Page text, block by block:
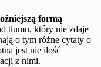
formą
tłumu, który nie zdaje
o tym różne cytaty o
jest nie ilość
z nimi.